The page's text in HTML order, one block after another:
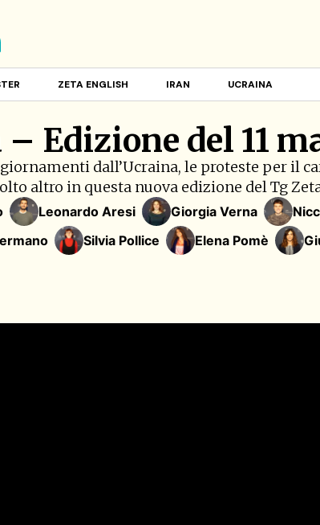
ZETA ENGLISH IRAN UCRAINA
– Edizione del 11
dall’Ucraina, le proteste per il
altro in questa nuova edizione del Tg
Leonardo Aresi Giorgia Verna
Silvia Pollice Elena Pomè